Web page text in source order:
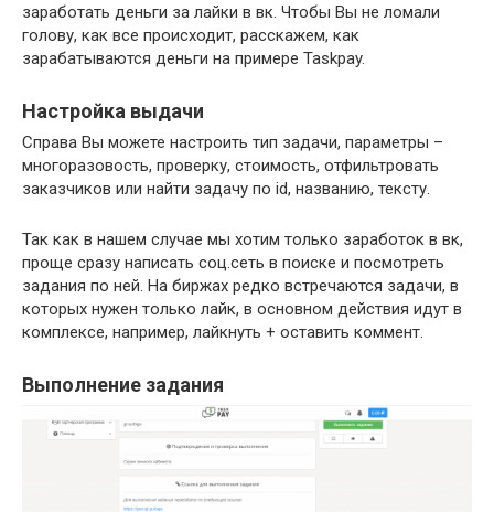
заработать деньги за лайки в вк. Чтобы Вы не ломали
голову, как все происходит, расскажем, как
зарабатываются деньги на примере Taskpay.
Настройка выдачи
Справа Вы можете настроить тип задачи, параметры –
многоразовость, проверку, стоимость, отфильтровать
заказчиков или найти задачу по id, названию, тексту.
Так как в нашем случае мы хотим только заработок в вк,
проще сразу написать соц.сеть в поиске и посмотреть
задания по ней. На биржах редко встречаются задачи, в
которых нужен только лайк, в основном действия идут в
комплексе, например, лайкнуть + оставить коммент.
Выполнение задания